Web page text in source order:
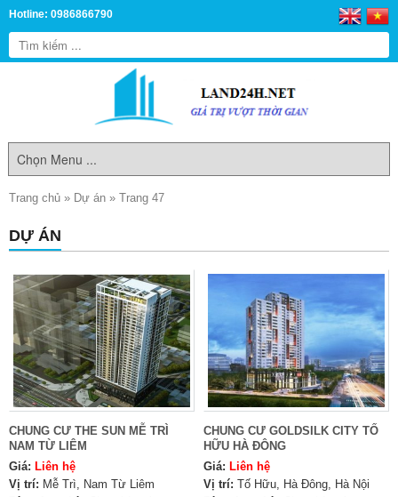
Hotline: 0986866790
Trang chủ » Dự án » Trang 47
DỰ ÁN
CHUNG CƯ THE SUN MỄ TRÌ
NAM TỪ LIÊM
Giá: Liên hệ
Vị trí: Mễ Trì, Nam Từ Liêm
CHUNG CƯ GOLDSILK CITY TỐ
HỮU HÀ ĐÔNG
Giá: Liên hệ
Vị trí: Tố Hữu, Hà Đông, Hà Nội